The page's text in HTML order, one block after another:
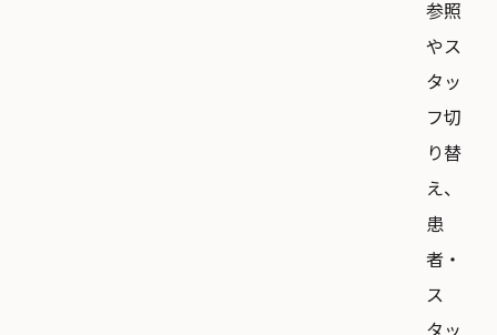
参照
やス
タッ
フ切
り替
え、
患
者・
ス